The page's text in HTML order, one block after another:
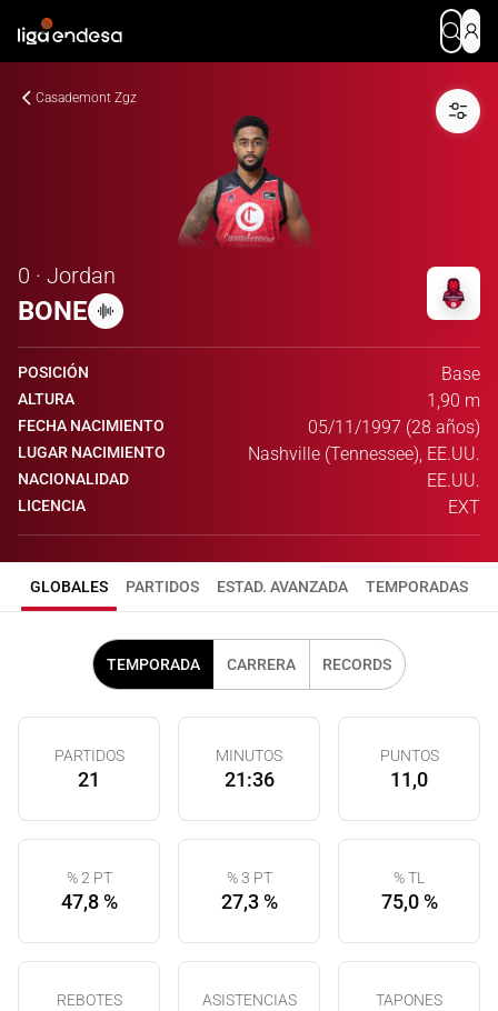
Casademont Zgz
0 · Jordan
BONE
POSICIÓN Base
ALTURA 1,90 m
FECHA NACIMIENTO 05/11/1997 (28 años)
LUGAR NACIMIENTO Nashville (Tennessee), EE.UU.
NACIONALIDAD EE.UU.
LICENCIA EXT
GLOBALES PARTIDOS ESTAD. AVANZADA TEMPORADAS
TEMPORADA CARRERA RECORDS
PARTIDOS
21
MINUTOS
21:36
PUNTOS
11,0
% 2 PT
47,8 %
% 3 PT
27,3 %
% TL
75,0 %
REBOTES ASISTENCIAS TAPONES